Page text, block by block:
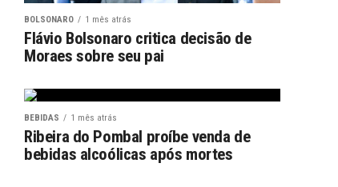
BOLSONARO 1 mês atrás
Flávio Bolsonaro critica decisão de
Moraes sobre seu pai
BEBIDAS 1 mês atrás
Ribeira do Pombal proíbe venda de
bebidas alcoólicas após mortes